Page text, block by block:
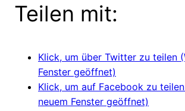
Teilen mit:
Klick, um über Twitter zu teilen
Fenster geöffnet)
Klick, um auf Facebook zu
neuem Fenster geöffnet)